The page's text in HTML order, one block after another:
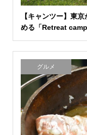
【キャンツー】東
める「Retreat
グルメ